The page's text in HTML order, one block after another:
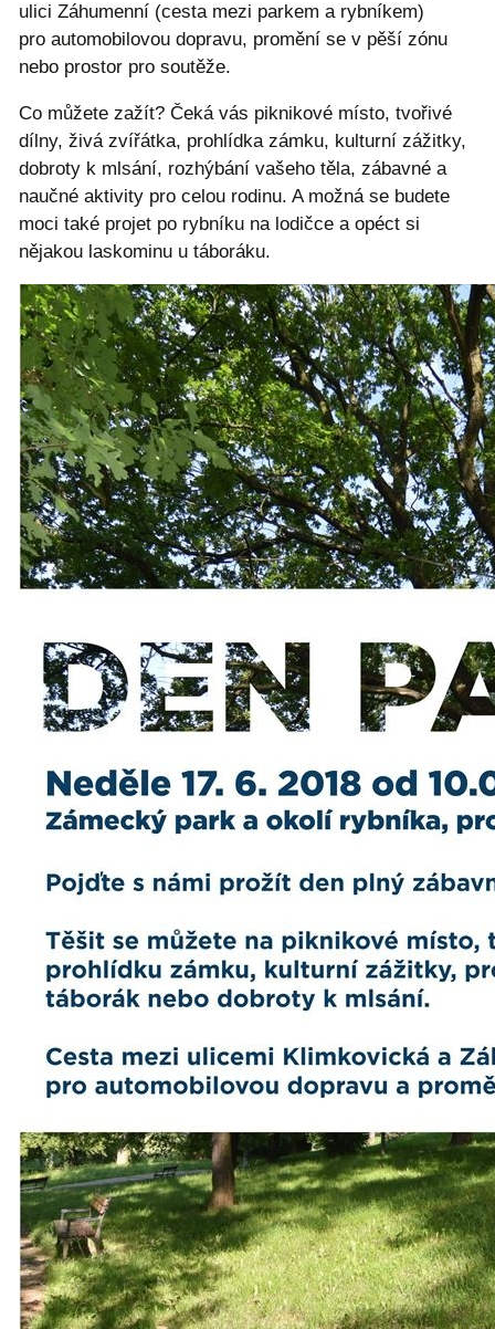
ulici Záhumenní (cesta mezi parkem a rybníkem)
pro automobilovou dopravu, promění se v pěší zónu
nebo prostor pro soutěže.
Co můžete zažít? Čeká vás piknikové místo, tvořivé
dílny, živá zvířátka, prohlídka zámku, kulturní zážitky,
dobroty k mlsání, rozhýbání vašeho těla, zábavné a
naučné aktivity pro celou rodinu. A možná se budete
moci také projet po rybníku na lodičce a opéct si
nějakou laskominu u táboráku.